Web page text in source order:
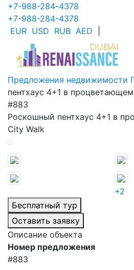
+7-988-284-4378
+7-988-284-4378
EUR USD RUB AED
Предложения недвижимости
пентхаус 4+1 в
#883
Роскошный пентхаус 4+1 в
City Walk
+2
Бесплатный тур
Оставить заявку
Описание объекта
Номер предложения
#883